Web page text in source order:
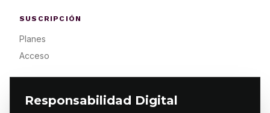
Responsabilidad Digital
SUSCRIPCIÓN
Planes
Acceso